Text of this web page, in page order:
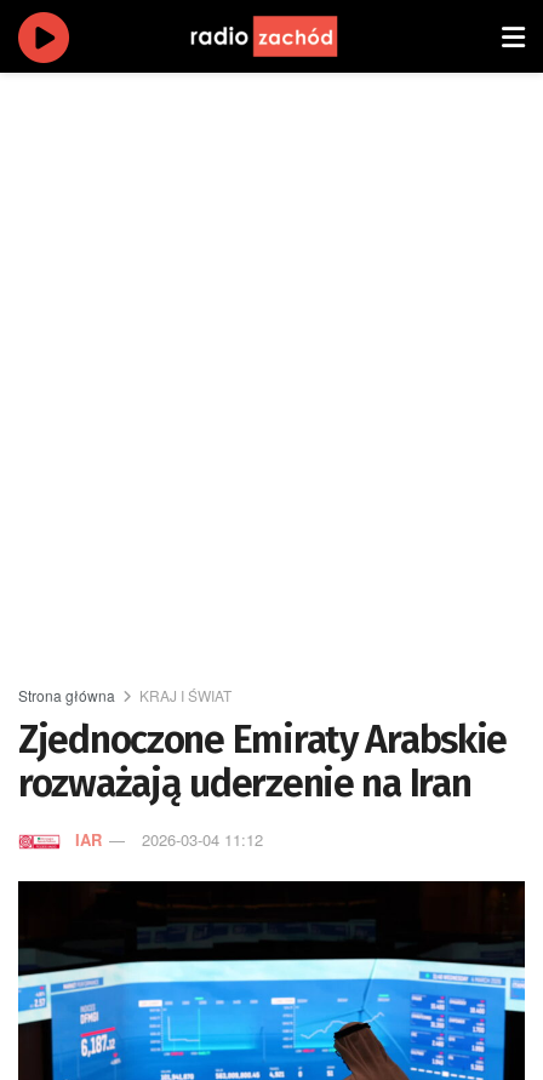
Strona główna KRAJ I ŚWIAT
Zjednoczone Emiraty Arabskie
rozważają uderzenie na Iran
IAR 2026-03-04 11:12